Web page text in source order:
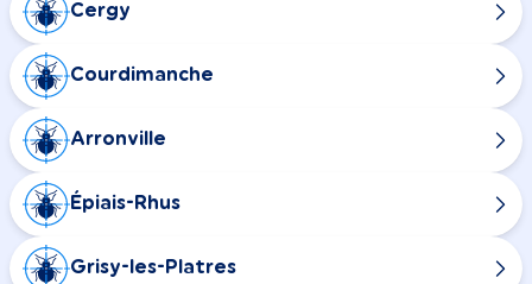
Cergy
Courdimanche
Arronville
Épiais-Rhus
Grisy-les-Platres